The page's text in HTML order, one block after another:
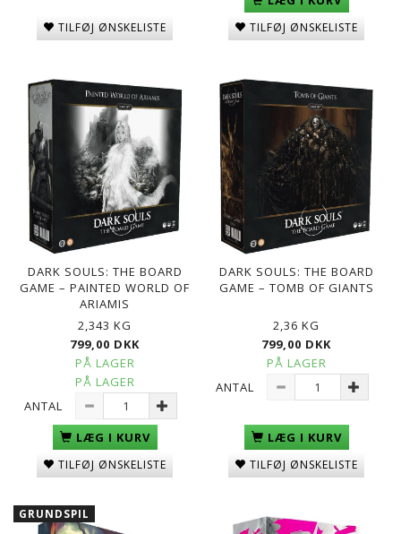
TILFØJ ØNSKELISTE TILFØJ ØNSKELISTE
DARK SOULS: THE BOARD
GAME – PAINTED WORLD OF
ARIAMIS
2,343 KG
799,00 DKK
PÅ LAGER
PÅ LAGER
ANTAL
LÆG I KURV
TILFØJ ØNSKELISTE
DARK SOULS: THE BOARD
GAME – TOMB OF GIANTS
2,36 KG
799,00 DKK
PÅ LAGER
ANTAL
LÆG I KURV
TILFØJ ØNSKELISTE
GRUNDSPIL